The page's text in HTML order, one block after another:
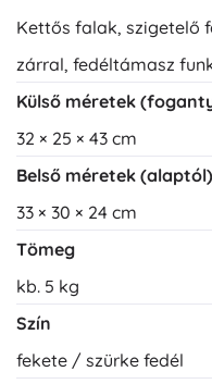
Kettős falak, szigetelő
zárral, fedéltámasz
Külső méretek
32 × 25 × 43 cm
Belső méretek (alaptól)
33 × 30 × 24 cm
Tömeg
kb. 5 kg
Szín
fekete / szürke fedél